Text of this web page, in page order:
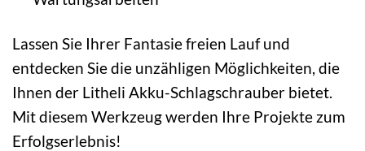
Lassen Sie Ihrer Fantasie freien Lauf und
entdecken Sie die unzähligen Möglichkeiten, die
Ihnen der Litheli Akku-Schlagschrauber bietet.
Mit diesem Werkzeug werden Ihre Projekte zum
Erfolgserlebnis!